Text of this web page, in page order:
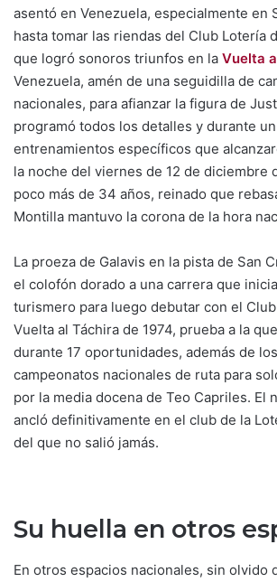
asentó en Venezuela, especialmente en
hasta tomar las riendas del Club Lotería
que logró sonoros triunfos en la Vuelta
Venezuela, amén de una seguidilla de
nacionales, para afianzar la figura de
programó todos los detalles y durante
entrenamientos específicos que
la noche del viernes de 12 de diciembre
poco más de 34 años, reinado que
Montilla mantuvo la corona de la hora
La proeza de Galavis en la pista de San
el colofón dorado a una carrera que
turismero para luego debutar con el
Vuelta al Táchira de 1974, prueba a la
durante 17 oportunidades, además de
campeonatos nacionales de ruta para
por la media docena de Teo Capriles. El
ancló definitivamente en el club de la
del que no salió jamás.
Su huella en otros
En otros espacios nacionales, sin olvido